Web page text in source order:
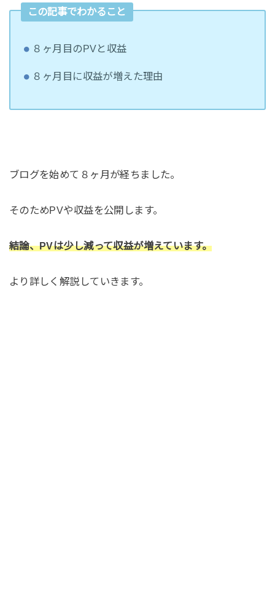
この記事でわかること
８ヶ月目のPVと収益
８ヶ月目に収益が増えた理由
ブログを始めて８ヶ月が経ちました。
そのためPVや収益を公開します。
結論、PVは少し減って収益が増えています。
より詳しく解説していきます。